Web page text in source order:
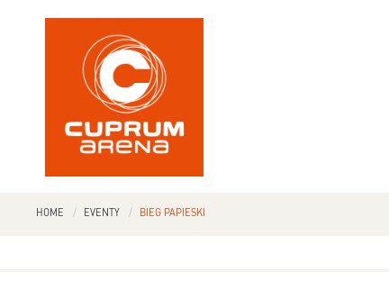
HOME EVENTY BIEG PAPIESKI